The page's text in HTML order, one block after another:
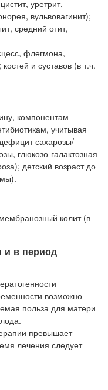
уретрит,
вульвовагинит);
средний отит,
флегмона,
и суставов (в т.ч.
компонентам
учитывая
сахарозы/
глюкозо-галактозная
детский возраст до
колит (в
и в период
возможно
польза для матери
превышает
лечения следует